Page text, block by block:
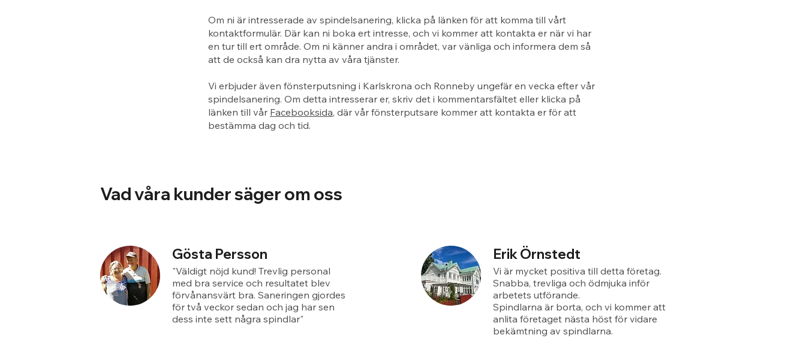
Om ni är intresserade av spindelsanering, klicka på länken för att komma till vårt
kontaktformulär. Där kan ni boka ert intresse, och vi kommer att kontakta er när vi har
en tur till ert område. Om ni känner andra i området, var vänliga och informera dem så
att de också kan dra nytta av våra tjänster.
Vi erbjuder även fönsterputsning i Karlskrona och Ronneby ungefär en vecka efter vår
spindelsanering. Om detta intresserar er, skriv det i kommentarsfältet eller klicka på
länken till vår Facebooksida, där vår fönsterputsare kommer att kontakta er för att
bestämma dag och tid.
Vad våra kunder säger om oss
Gösta Persson
"Väldigt nöjd kund! Trevlig personal
med bra service och resultatet blev
förvånansvärt bra. Saneringen gjordes
för två veckor sedan och jag har sen
dess inte sett några spindlar"
Erik Örnstedt
Vi är mycket positiva till detta företag.
Snabba, trevliga och ödmjuka inför
arbetets utförande.
Spindlarna är borta, och vi kommer att
anlita företaget nästa höst för vidare
bekämtning av spindlarna.